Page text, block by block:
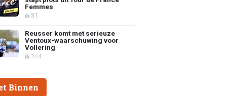
Femmes
31
Reusser komt met serieuze
Ventoux-waarschuwing voor
Vollering
174
Binnen